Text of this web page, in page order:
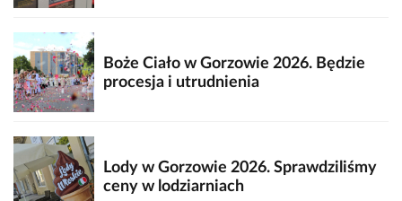
Boże Ciało w Gorzowie 2026. Będzie
procesja i utrudnienia
Lody w Gorzowie 2026. Sprawdziliśmy
ceny w lodziarniach